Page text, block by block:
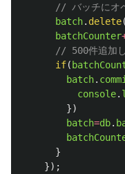
// バッチにオ
batch. delete(
batchCounter
// 500件追加
if(
batch.
console.
})
batch=db.
}
});